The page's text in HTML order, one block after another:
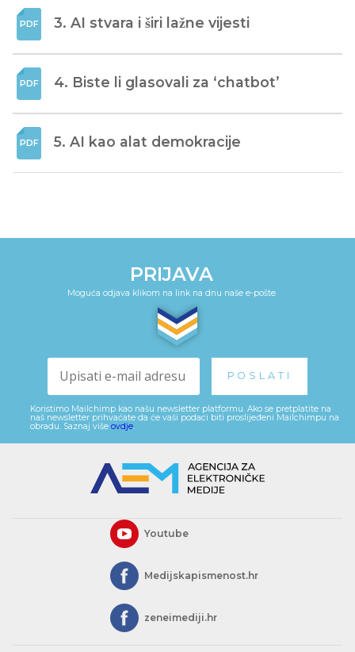
3. AI stvara i širi lažne vijesti
4. Biste li glasovali za ‘chatbot’
5. AI kao alat demokracije
PRIJAVA
Moguća odjava klikom na link na dnu naše e-pošte
Koristimo Mailchimp kao našu newsletter platformu. Ako se pretplatite na
naš newsletter prihvaćate da će vaši podaci biti proslijeđeni Mailchimpu na
obradu. Saznaj više ovdje
Youtube
Medijskapismenost.hr
zeneimediji.hr